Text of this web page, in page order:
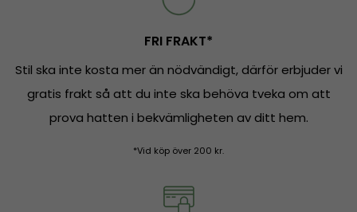
FRI FRAKT*
Stil ska inte kosta mer än nödvändigt, därför erbjuder vi
gratis frakt så att du inte ska behöva tveka om att
prova hatten i bekvämligheten av ditt hem.
*Vid köp över 200 kr.